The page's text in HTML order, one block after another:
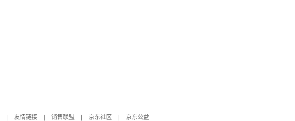
友情链接 销售联盟 京东社区
京东公益